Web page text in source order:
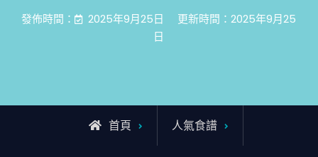
發佈時間： 2025年9月25日
更新時間：2025年9月25
日
首頁 人氣食譜